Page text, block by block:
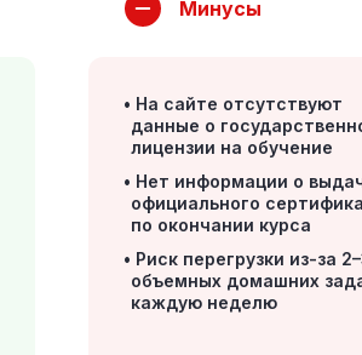
Минусы
На сайте отсутствуют
данные о
лицензии на обучение
Нет информации о
официального
по окончании курса
Риск перегрузки из-за
объемных домашних
каждую неделю